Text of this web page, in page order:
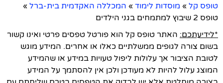
טופס קל » מוסדות לימוד » המכללה האקדמית בית-ברל »
טופס 2 שיבוץ למתמחים בגני הילדים
*לידיעתכם: האתר טופס קל הוא פורטל טפסים פרטי ואינו קשור
בשום צורה לגופים ממשלתיים כאלו או אחרים. המידע מוגש
לטובת הציבור אך עלולות ליפול טעויות במידע או שהמידע
המוצג עלול להיות לא מעודכן ולכן אין להסתמך על המידע